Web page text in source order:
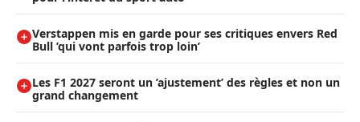
Verstappen mis en garde pour ses critiques envers Red
Bull ’qui vont parfois trop loin’
Les F1 2027 seront un ’ajustement’ des règles et non un
grand changement